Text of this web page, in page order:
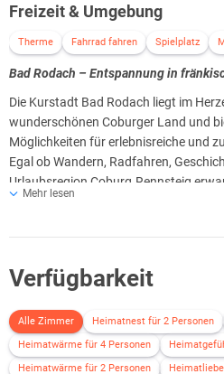
Dachterrasse mit ca. 107 m² – Ihre
Alle Terrassen und Wohnungen
Verfügung – für maximale
Ihr Gastgeber legt Wert auf ein
Alle Wohnungen sind Nichtraucher-
Terrassen. Für Gäste, die dennoch
verzichten möchten, steht ein
im Innenhof zur Verfügung.
Freizeit & Umgebung
Therme Fahrrad fahren Spielplatz
Bad Rodach – Entspannung in
Die Kurstadt Bad Rodach liegt im
wunderschönen Coburger Land und
Möglichkeiten für erlebnisreiche und
Egal ob Wandern, Radfahren,
Urlaubsregion Coburg.Rennsteig
ThermeNatur, ein beliebtes
Thermalwasser aus einer über 1.000
Erholungssuchende,
Neben der Therme locken Kurparks,
Radwege sowie kleine Cafés und
Mehr lesen
Verfügbarkeit
Alle Zimmer Heimatnest für 2 Personen
Heimatwärme für 4 Personen
Heimatwärme für 2 Personen